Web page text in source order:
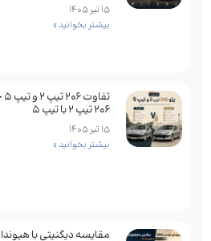
15 تیر 1405
بیشتر بخوانید »
۲۰۶ تیپ ۲ با تیپ ۵
15 تیر 1405
بیشتر بخوانید »